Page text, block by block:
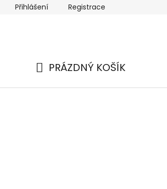
Náhradní plnění Moje objednávka
Přihlášení Registrace
PRÁZDNÝ KOŠÍK